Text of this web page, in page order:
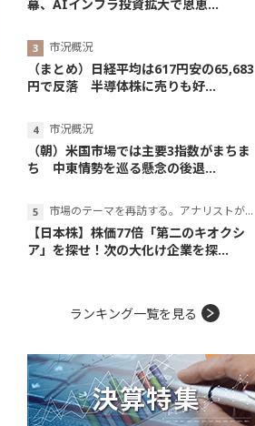
幕、AIインフラ投資拡大で恩恵...
市況概況
（まとめ）日経平均は617円安の65,683
円で反落 半導体株に売りも好...
市況概況
（朝）米国市場では主要3指数がまちま
ち 中東情勢を巡る懸念の後退...
市場のテーマを再訪する。アナリストが読み解くテーマの本質
【日本株】株価77倍「第二のキオクシ
ア」を探せ！次の大化け企業を探...
ランキング一覧を見る